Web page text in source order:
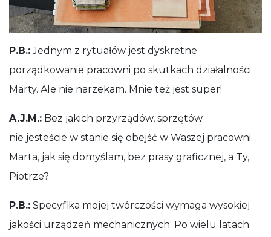
P.B.:Jednym z rytuałów jest dyskretne
porządkowanie pracowni po skutkach działalności
Marty. Ale nie narzekam. Mnie też jest super!
A.J.M.: Bez jakich przyrządów, sprzętów
nie jesteście w stanie się obejść w Waszej pracowni.
Marta, jak się domyślam, bez prasy graficznej, a Ty,
Piotrze?
P.B.: Specyfika mojej twórczości wymaga wysokiej
jakości urządzeń mechanicznych. Po wielu latach